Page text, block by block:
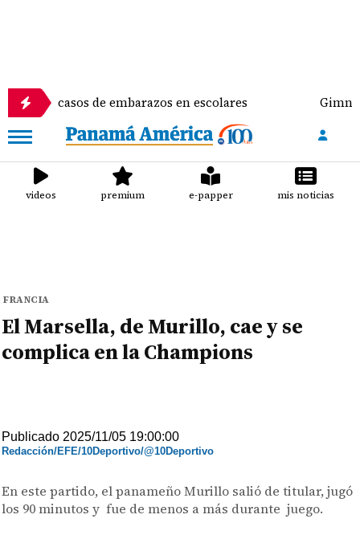
de embarazos en escolares Gimnasta Alyiah
videos premium e-papper mis noticias
FRANCIA
El Marsella, de Murillo, cae y se
complica en la Champions
Publicado 2025/11/05 19:00:00
Redacción/EFE/10Deportivo/@10Deportivo
En este partido, el panameño Murillo salió de titular, jugó
los 90 minutos y fue de menos a más durante juego.